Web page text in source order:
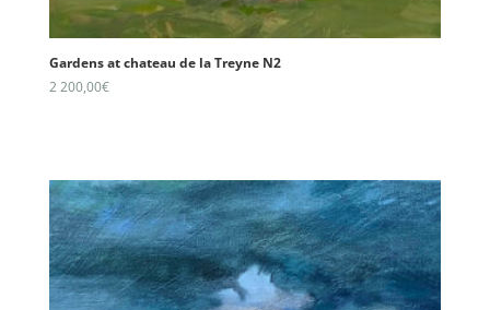
Gardens at chateau de la Treyne N2
2 200,00€